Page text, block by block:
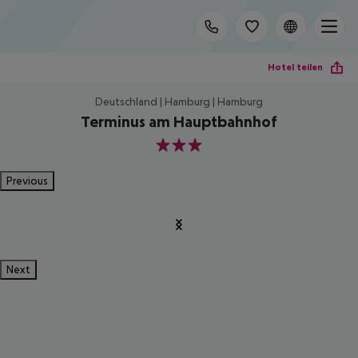
Hotel teilen
Deutschland | Hamburg | Hamburg
Terminus am Hauptbahnhof
3
Previous
Next